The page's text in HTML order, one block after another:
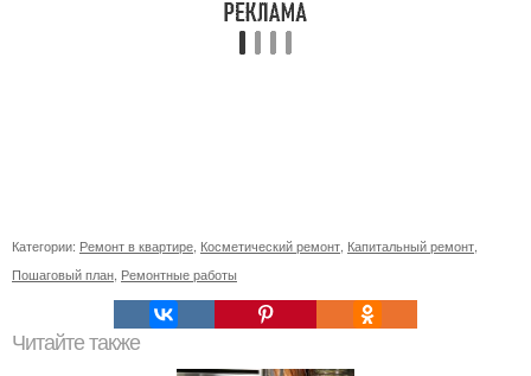
Категории: Ремонт в квартире, Косметический ремонт, Капитальный ремонт,
Пошаговый план, Ремонтные работы
Читайте также